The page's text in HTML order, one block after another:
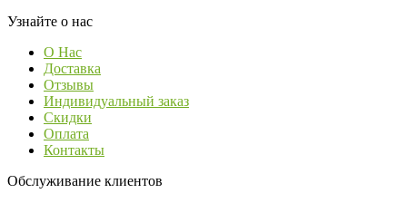
Узнайте о нас
О Нас
Доставка
Отзывы
Индивидуальный заказ
Скидки
Оплата
Контакты
Обслуживание клиентов